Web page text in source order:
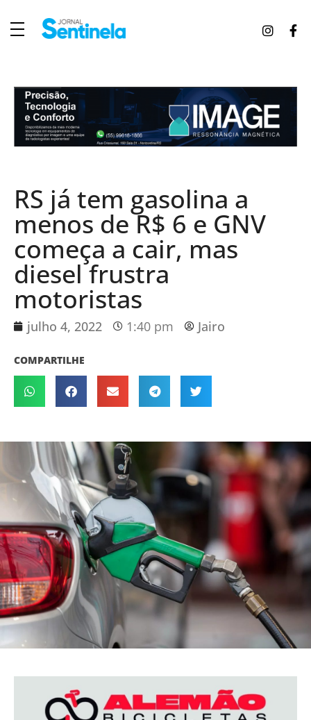
RS já tem gasolina a
menos de R$ 6 e GNV
começa a cair, mas
diesel frustra
motoristas
julho 4, 2022 1:40 pm Jairo
COMPARTILHE